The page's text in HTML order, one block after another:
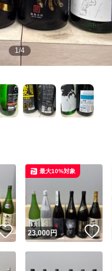
1/4
いいね！
23,000円 い
最大10%対象